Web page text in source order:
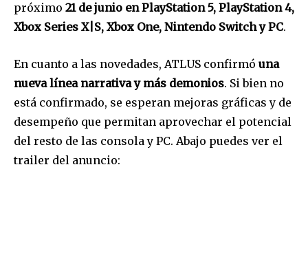
próximo 21 de junio en PlayStation 5, PlayStation 4,
Xbox Series X|S, Xbox One, Nintendo Switch y PC.
En cuanto a las novedades, ATLUS confirmó una
nueva línea narrativa y más demonios. Si bien no
está confirmado, se esperan mejoras gráficas y de
desempeño que permitan aprovechar el potencial
del resto de las consola y PC. Abajo puedes ver el
trailer del anuncio: